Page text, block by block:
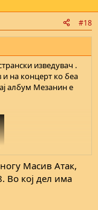
#18
изведувач .
на концерт ко беа
албум Мезанин е
Масив Атак,
Во кој дел има